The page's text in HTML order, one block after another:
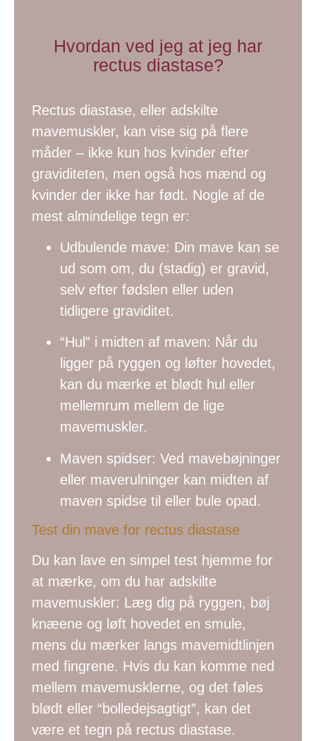
Hvordan ved jeg at jeg har
rectus diastase?
Rectus diastase, eller adskilte
mavemuskler, kan vise sig på flere
måder – ikke kun hos kvinder efter
graviditeten, men også hos mænd og
kvinder der ikke har født. Nogle af de
mest almindelige tegn er:
Udbulende mave: Din mave kan se
ud som om, du (stadig) er gravid,
selv efter fødslen eller uden
tidligere graviditet.
“Hul” i midten af maven: Når du
ligger på ryggen og løfter hovedet,
kan du mærke et blødt hul eller
mellemrum mellem de lige
mavemuskler.
Maven spidser: Ved mavebøjninger
eller maverulninger kan midten af
maven spidse til eller bule opad.
Test din mave for rectus diastase
Du kan lave en simpel test hjemme for
at mærke, om du har adskilte
mavemuskler: Læg dig på ryggen, bøj
knæene og løft hovedet en smule,
mens du mærker langs mavemidtlinjen
med fingrene. Hvis du kan komme ned
mellem mavemusklerne, og det føles
blødt eller “bolledejsagtigt”, kan det
være et tegn på rectus diastase.